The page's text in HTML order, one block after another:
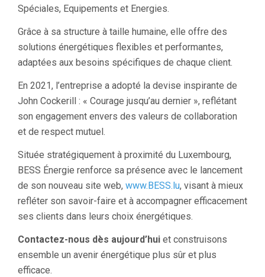
Spéciales, Equipements et Energies.
Grâce à sa structure à taille humaine, elle offre des
solutions énergétiques flexibles et performantes,
adaptées aux besoins spécifiques de chaque client.
En 2021, l’entreprise a adopté la devise inspirante de
John Cockerill : « Courage jusqu’au dernier », reflétant
son engagement envers des valeurs de collaboration
et de respect mutuel.
Située stratégiquement à proximité du Luxembourg,
BESS Énergie renforce sa présence avec le lancement
de son nouveau site web, www.BESS.lu, visant à mieux
refléter son savoir-faire et à accompagner efficacement
ses clients dans leurs choix énergétiques.
Contactez-nous dès aujourd’hui et construisons
ensemble un avenir énergétique plus sûr et plus
efficace.